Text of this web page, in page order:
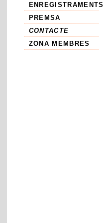
ENREGISTRAMENTS
PREMSA
CONTACTE
ZONA MEMBRES